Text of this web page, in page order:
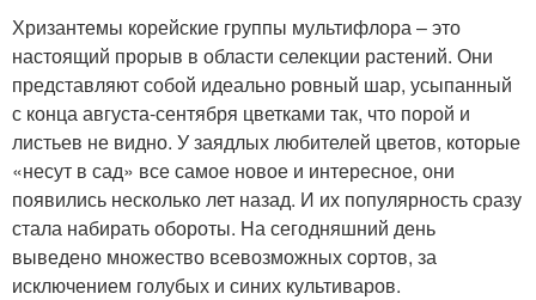
Хризантемы корейские группы мультифлора – это
настоящий прорыв в области селекции растений. Они
представляют собой идеально ровный шар, усыпанный
с конца августа-сентября цветками так, что порой и
листьев не видно. У заядлых любителей цветов, которые
«несут в сад» все самое новое и интересное, они
появились несколько лет назад. И их популярность сразу
стала набирать обороты. На сегодняшний день
выведено множество всевозможных сортов, за
исключением голубых и синих культиваров.